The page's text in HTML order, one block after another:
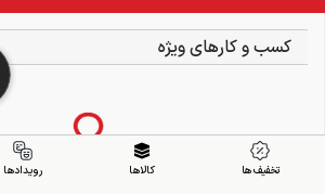
کسب و کارهای ویژه
تخفیف ها کالاها رویدادها